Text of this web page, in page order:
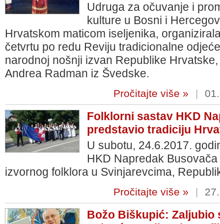
Udruga za očuvanje i
kulture u Bosni i
Hrvatskom maticom iseljenika,
četvrtu po redu Reviju tradicionalne
narodnoj nošnji izvan Republike
Andrea Radman iz Švedske.
Pročitajte više » |
Folklorni sastav HKD
predstavio tradiciju
U subotu, 24.6.2017.
HKD Napredak
izvornog folklora u Svinjarevcima,
Pročitajte više » |
Božo Biškupić: Zaljubio